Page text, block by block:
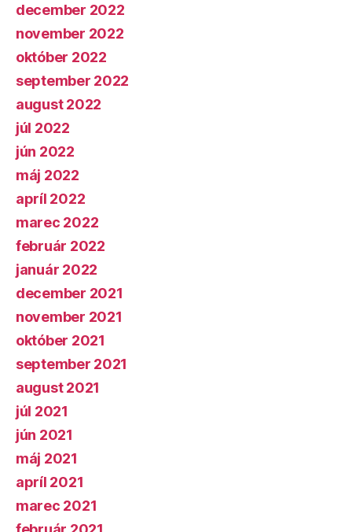
december 2022
november 2022
október 2022
september 2022
august 2022
júl 2022
jún 2022
máj 2022
apríl 2022
marec 2022
február 2022
január 2022
december 2021
november 2021
október 2021
september 2021
august 2021
júl 2021
jún 2021
máj 2021
apríl 2021
marec 2021